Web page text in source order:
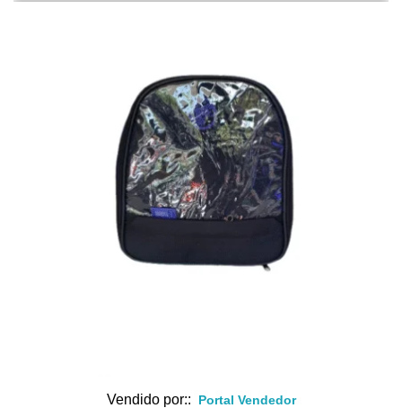
Vendido por:: Portal Vendedor